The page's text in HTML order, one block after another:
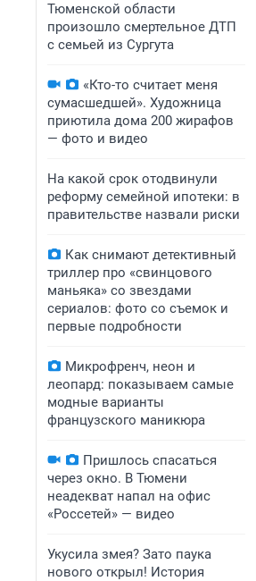
Тюменской области
произошло смертельное ДТП
с семьей из Сургута
«Кто-то считает меня
сумасшедшей». Художница
приютила дома 200 жирафов
— фото и видео
На какой срок отодвинули
реформу семейной ипотеки: в
правительстве назвали риски
Как снимают детективный
триллер про «свинцового
маньяка» со звездами
сериалов: фото со съемок и
первые подробности
Микрофренч, неон и
леопард: показываем самые
модные варианты
французского маникюра
Пришлось спасаться
через окно. В Тюмени
неадекват напал на офис
«Россетей» — видео
Укусила змея? Зато паука
нового открыл! История